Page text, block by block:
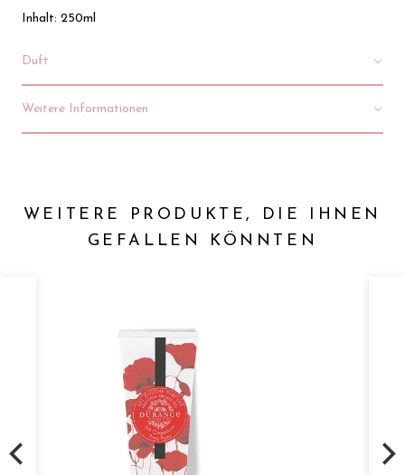
Inhalt: 250ml
Duft
Weitere Informationen
WEITERE PRODUKTE, DIE IHNEN
GEFALLEN KÖNNTEN